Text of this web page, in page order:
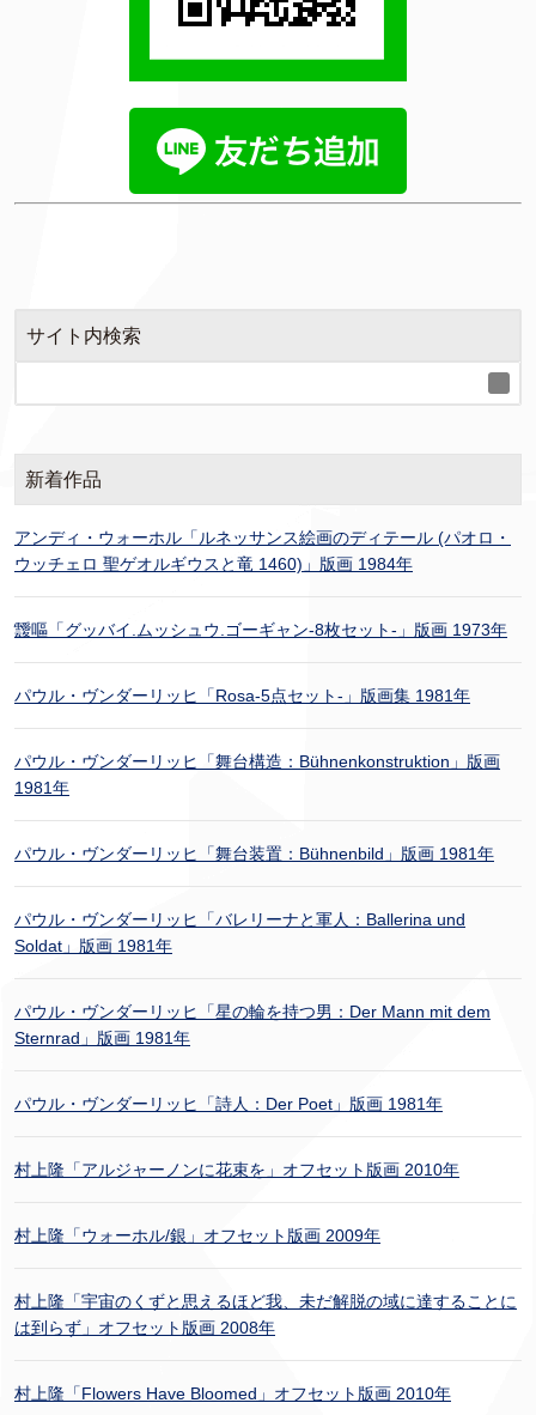
サイト内検索
新着作品
アンディ・ウォーホル「ルネッサンス絵画のディテール (パオロ・
ウッチェロ 聖ゲオルギウスと竜 1460)」版画 1984年
靉嘔「グッバイ.ムッシュウ.ゴーギャン-8枚セット-」版画 1973年
パウル・ヴンダーリッヒ「Rosa-5点セット-」版画集 1981年
パウル・ヴンダーリッヒ「舞台構造：Bühnenkonstruktion」版画
1981年
パウル・ヴンダーリッヒ「舞台装置：Bühnenbild」版画 1981年
パウル・ヴンダーリッヒ「バレリーナと軍人：Ballerina und
Soldat」版画 1981年
パウル・ヴンダーリッヒ「星の輪を持つ男：Der Mann mit dem
Sternrad」版画 1981年
パウル・ヴンダーリッヒ「詩人：Der Poet」版画 1981年
村上隆「アルジャーノンに花束を」オフセット版画 2010年
村上隆「ウォーホル/銀」オフセット版画 2009年
村上隆「宇宙のくずと思えるほど我、未だ解脱の域に達することに
は到らず」オフセット版画 2008年
村上隆「Flowers Have Bloomed」オフセット版画 2010年